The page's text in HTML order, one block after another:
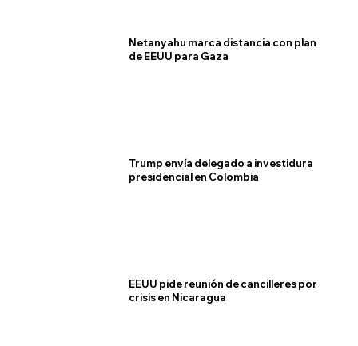
Netanyahu marca distancia con plan
de EEUU para Gaza
Trump envía delegado a investidura
presidencial en Colombia
EEUU pide reunión de cancilleres por
crisis en Nicaragua